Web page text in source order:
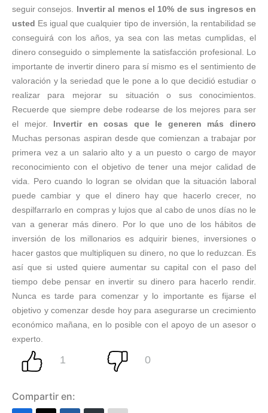
seguir consejos. Invertir al menos el 10% de sus ingresos en
usted Es igual que cualquier tipo de inversión, la rentabilidad se
conseguirá con los años, ya sea con las metas cumplidas, el
dinero conseguido o simplemente la satisfacción profesional. Lo
importante de invertir dinero para sí mismo es el sentimiento de
valoración y la seriedad que le pone a lo que decidió estudiar o
realizar para mejorar su situación o sus conocimientos.
Recuerde que siempre debe rodearse de los mejores para ser
el mejor. Invertir en cosas que le generen más dinero
Muchas personas aspiran desde que comienzan a trabajar por
primera vez a un salario alto y a un puesto o cargo de mayor
reconocimiento con el objetivo de tener una mejor calidad de
vida. Pero cuando lo logran se olvidan que la situación laboral
puede cambiar y que el dinero hay que hacerlo crecer, no
despilfarrarlo en compras y lujos que al cabo de unos días no le
van a generar más dinero. Por lo que uno de los hábitos de
inversión de los millonarios es adquirir bienes, inversiones o
hacer gastos que multipliquen su dinero, no que lo reduzcan. Es
así que si usted quiere aumentar su capital con el paso del
tiempo debe pensar en invertir su dinero para hacerlo rendir.
Nunca es tarde para comenzar y lo importante es fijarse el
objetivo y comenzar desde hoy para asegurarse un crecimiento
económico mañana, en lo posible con el apoyo de un asesor o
experto.
Compartir en: